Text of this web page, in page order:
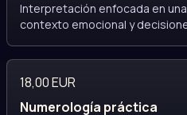
Interpretación enfocada en
contexto emocional y
18,00 EUR
Numerología práctica